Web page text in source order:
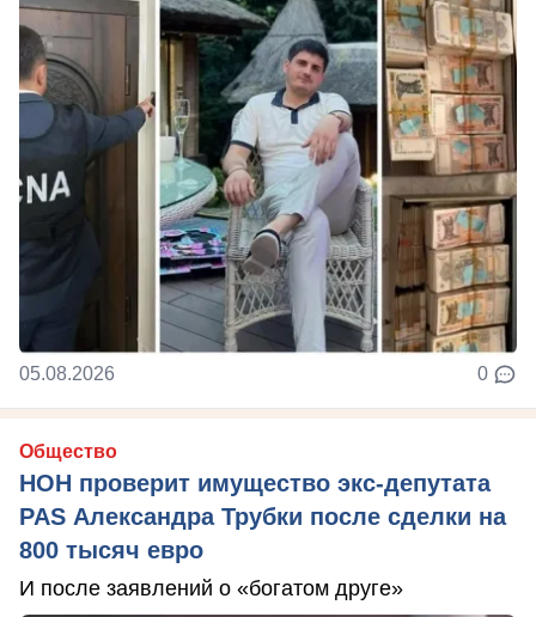
05.08.2026 0
Общество
НОН проверит имущество экс-депутата
PAS Александра Трубки после сделки на
800 тысяч евро
И после заявлений о «богатом друге»